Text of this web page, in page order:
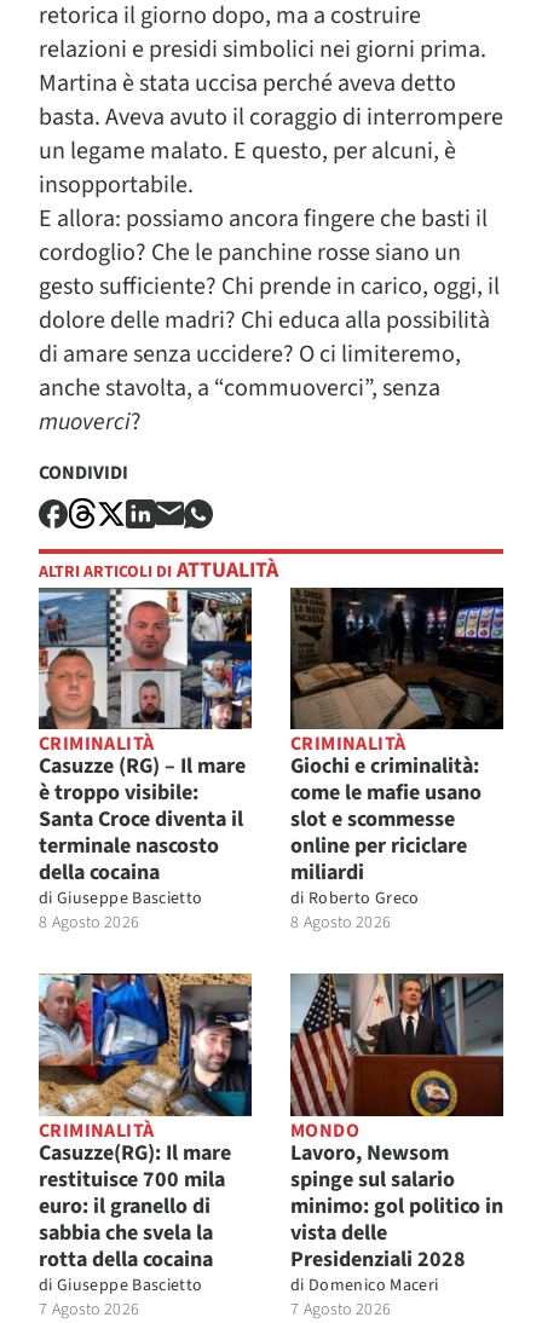
retorica il giorno dopo, ma a costruire
relazioni e presidi simbolici nei giorni prima.
Martina è stata uccisa perché aveva detto
basta. Aveva avuto il coraggio di interrompere
un legame malato. E questo, per alcuni, è
insopportabile.
E allora: possiamo ancora fingere che basti il
cordoglio? Che le panchine rosse siano un
gesto sufficiente? Chi prende in carico, oggi, il
dolore delle madri? Chi educa alla possibilità
di amare senza uccidere? O ci limiteremo,
anche stavolta, a “commuoverci”, senza
muoverci?
CONDIVIDI
ALTRI ARTICOLI DI ATTUALITÀ
CRIMINALITÀ
Casuzze (RG) – Il mare
è troppo visibile:
Santa Croce diventa il
terminale nascosto
della cocaina
di Giuseppe Bascietto
8 Agosto 2026
CRIMINALITÀ
Giochi e criminalità:
come le mafie usano
slot e scommesse
online per riciclare
miliardi
di Roberto Greco
8 Agosto 2026
CRIMINALITÀ
Casuzze(RG): Il mare
restituisce 700 mila
euro: il granello di
sabbia che svela la
rotta della cocaina
di Giuseppe Bascietto
7 Agosto 2026
MONDO
Lavoro, Newsom
spinge sul salario
minimo: gol politico in
vista delle
Presidenziali 2028
di Domenico Maceri
7 Agosto 2026